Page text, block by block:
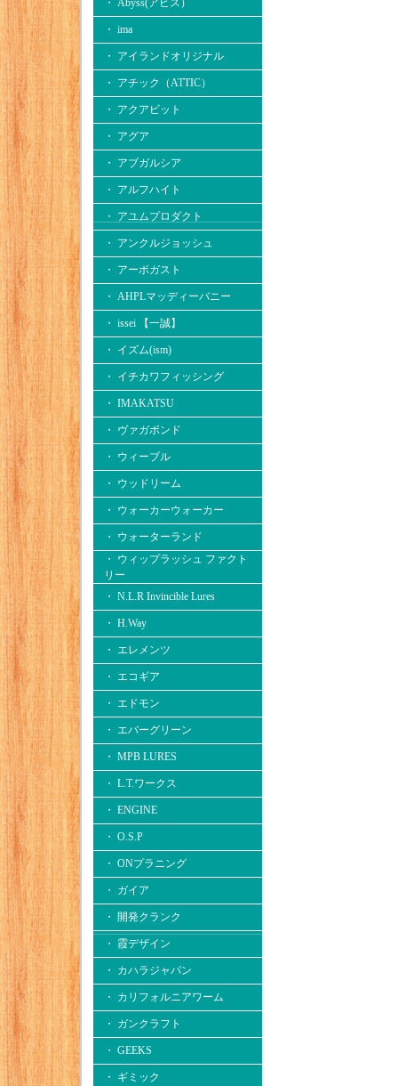
・ Abyss(アビス）
・ ima
・ アイランドオリジナル
・ アチック（ATTIC）
・ アクアビット
・ アグア
・ アブガルシア
・ アルフハイト
・ アユムプロダクト
・ アンクルジョッシュ
・ アーボガスト
・ AHPLマッディーバニー
・ issei 【一誠】
・ イズム(ism)
・ イチカワフィッシング
・ IMAKATSU
・ ヴァガボンド
・ ウィーブル
・ ウッドリーム
・ ウォーカーウォーカー
・ ウォーターランド
・ ウィップラッシュ ファクト
リー
・ N.L.R Invincible Lures
・ H.Way
・ エレメンツ
・ エコギア
・ エドモン
・ エバーグリーン
・ MPB LURES
・ L.T.ワークス
・ ENGINE
・ O.S.P
・ ONプラニング
・ ガイア
・ 開発クランク
・ 霞デザイン
・ カハラジャパン
・ カリフォルニアワーム
・ ガンクラフト
・ GEEKS
・ ギミック